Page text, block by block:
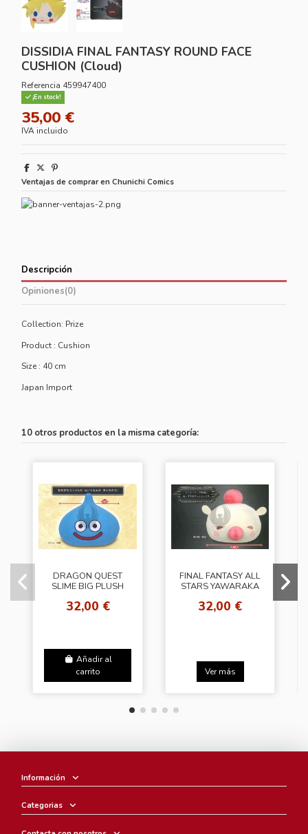
DISSIDIA FINAL FANTASY ROUND FACE
CUSHION (Cloud)
Referencia 459947400
¡En stock!
35,00 €
IVA incluido
Ventajas de comprar en Chunichi Comics
Descripción
Opiniones(0)
Collection: Prize
Product : Cushion
Size : 40 cm
Japan Import
10 otros productos en la misma categoría:
DRAGON QUEST
SLIME BIG PLUSH
32,00 €
Añadir al
carrito
FINAL FANTASY ALL
STARS YAWARAKA
MOGURI
32,00 €
Ver más
Información
Categorias